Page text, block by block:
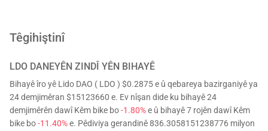
Têgihiştinî
LDO DANEYÊN ZINDÎ YÊN BIHAYÊ
Bihayê îro yê Lido DAO ( LDO ) $0.2875 e û qebareya bazirganiyê ya
24 demjimêran $15123660 e. Ev nîşan dide ku bihayê 24
demjimêrên dawî Kêm bike bo-1.80%e û bihayê 7 rojên dawî Kêm
bike bo-11.40%e. Pêdiviya gerandinê 836.3058151238776 milyon